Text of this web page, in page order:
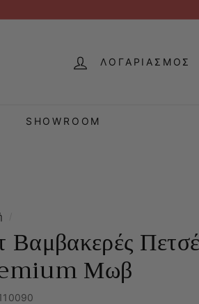
ΛΟΓΑΡΙΑΣΜΌΣ
SHOWROOM
Βαμβακερές
Μωβ